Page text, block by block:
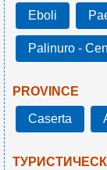
Eboli
Palinuro -
PROVINCE
Caserta